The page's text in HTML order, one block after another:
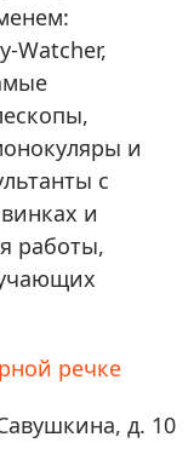
Watcher,
и
с
и
работы,
речке
д. 10